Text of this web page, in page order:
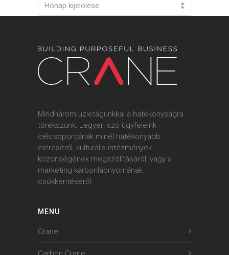
Hónap kijelölése
Mindhárom üzletágunkkal a hatékonyságra
törekszünk: Legyen szó ügyfeleink
célcsoportjának minél hatékonyabb
eléréséről, kulturális intézmények
közönségének megszólításáról, vagy a
marketing karbonlábnyomának
csökkentéséről.
MENU
Crane